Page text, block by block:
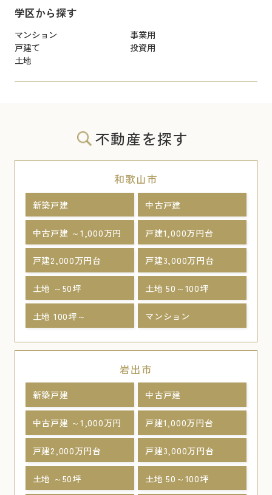
学区から探す
マンション
事業用
戸建て
投資用
土地
不動産を探す
和歌山市
新築戸建 中古戸建
中古戸建 ～1,000万円 戸建1,000万円台
戸建2,000万円台 戸建3,000万円台
土地 ～50坪 土地 50～100坪
土地 100坪～ マンション
岩出市
新築戸建 中古戸建
中古戸建 ～1,000万円 戸建1,000万円台
戸建2,000万円台 戸建3,000万円台
土地 ～50坪 土地 50～100坪